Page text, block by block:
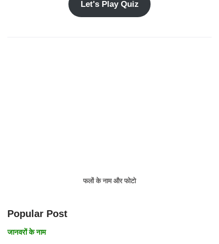
Let's Play Quiz
फलों के नाम और फोटो
Popular Post
जानवरों के नाम